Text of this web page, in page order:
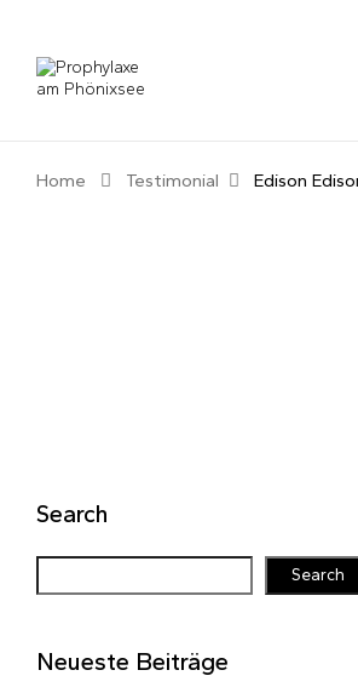
Home Testimonial Edison
Search
Search
Neueste Beiträge